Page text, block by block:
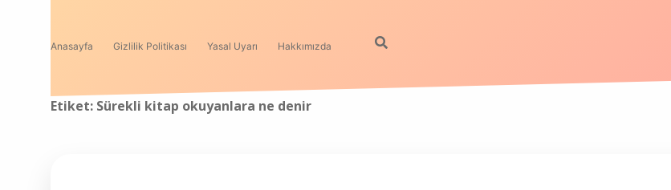
Anasayfa Gizlilik Politikası Yasal Uyarı Hakkımızda
Etiket: Sürekli kitap okuyanlara ne denir